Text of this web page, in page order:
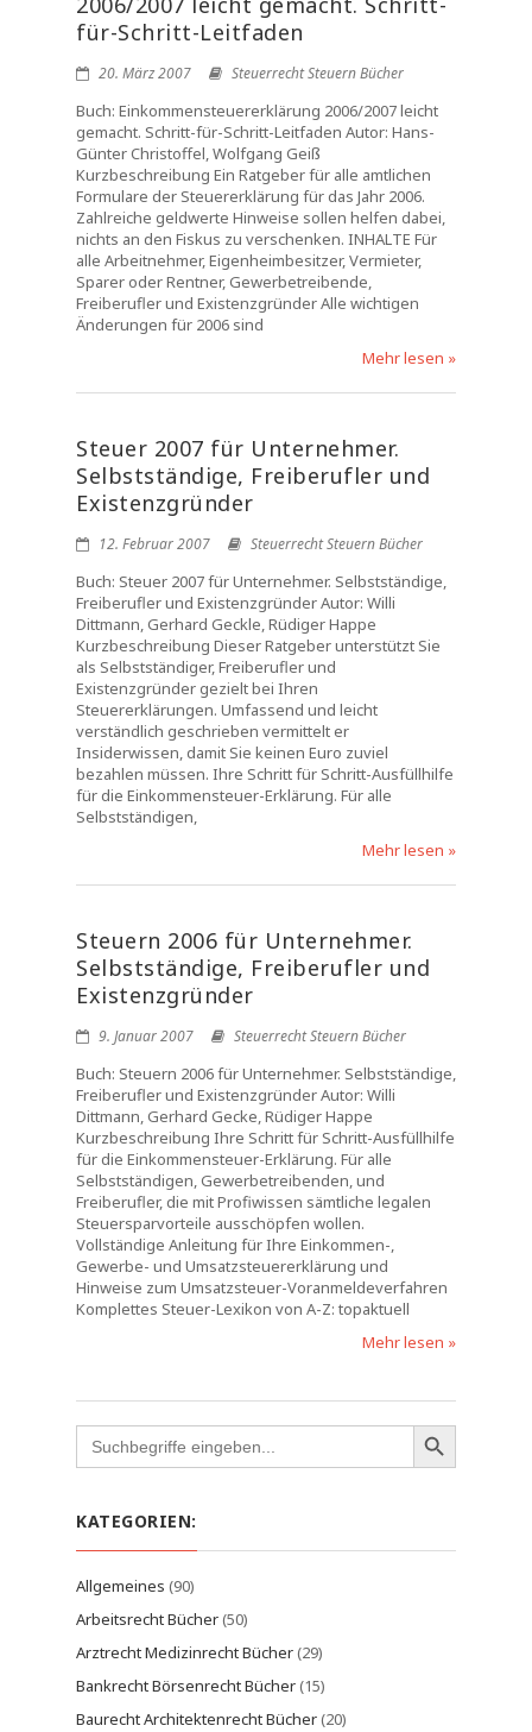
für-Schritt-Leitfaden
20. März 2007 Steuerrecht Steuern Bücher
Buch: Einkommensteuererklärung 2006/2007 leicht
gemacht. Schritt-für-Schritt-Leitfaden Autor: Hans-
Günter Christoffel, Wolfgang Geiß
Kurzbeschreibung Ein Ratgeber für alle amtlichen
Formulare der Steuererklärung für das Jahr 2006.
Zahlreiche geldwerte Hinweise sollen helfen dabei,
nichts an den Fiskus zu verschenken. INHALTE Für
alle Arbeitnehmer, Eigenheimbesitzer, Vermieter,
Sparer oder Rentner, Gewerbetreibende,
Freiberufler und Existenzgründer Alle wichtigen
Änderungen für 2006 sind
Mehr lesen »
Steuer 2007 für Unternehmer.
Selbstständige, Freiberufler und
Existenzgründer
12. Februar 2007 Steuerrecht Steuern Bücher
Buch: Steuer 2007 für Unternehmer. Selbstständige,
Freiberufler und Existenzgründer Autor: Willi
Dittmann, Gerhard Geckle, Rüdiger Happe
Kurzbeschreibung Dieser Ratgeber unterstützt Sie
als Selbstständiger, Freiberufler und
Existenzgründer gezielt bei Ihren
Steuererklärungen. Umfassend und leicht
verständlich geschrieben vermittelt er
Insiderwissen, damit Sie keinen Euro zuviel
bezahlen müssen. Ihre Schritt für Schritt-Ausfüllhilfe
für die Einkommensteuer-Erklärung. Für alle
Selbstständigen,
Mehr lesen »
Steuern 2006 für Unternehmer.
Selbstständige, Freiberufler und
Existenzgründer
9. Januar 2007 Steuerrecht Steuern Bücher
Buch: Steuern 2006 für Unternehmer. Selbstständige,
Freiberufler und Existenzgründer Autor: Willi
Dittmann, Gerhard Gecke, Rüdiger Happe
Kurzbeschreibung Ihre Schritt für Schritt-Ausfüllhilfe
für die Einkommensteuer-Erklärung. Für alle
Selbstständigen, Gewerbetreibenden, und
Freiberufler, die mit Profiwissen sämtliche legalen
Steuersparvorteile ausschöpfen wollen.
Vollständige Anleitung für Ihre Einkommen-,
Gewerbe- und Umsatzsteuererklärung und
Hinweise zum Umsatzsteuer-Voranmeldeverfahren
Komplettes Steuer-Lexikon von A-Z: topaktuell
Mehr lesen »
Search
for:
KATEGORIEN:
Allgemeines (90)
Arbeitsrecht Bücher(50)
Arztrecht Medizinrecht Bücher(29)
Bankrecht Börsenrecht Bücher(15)
Baurecht Architektenrecht Bücher(20)